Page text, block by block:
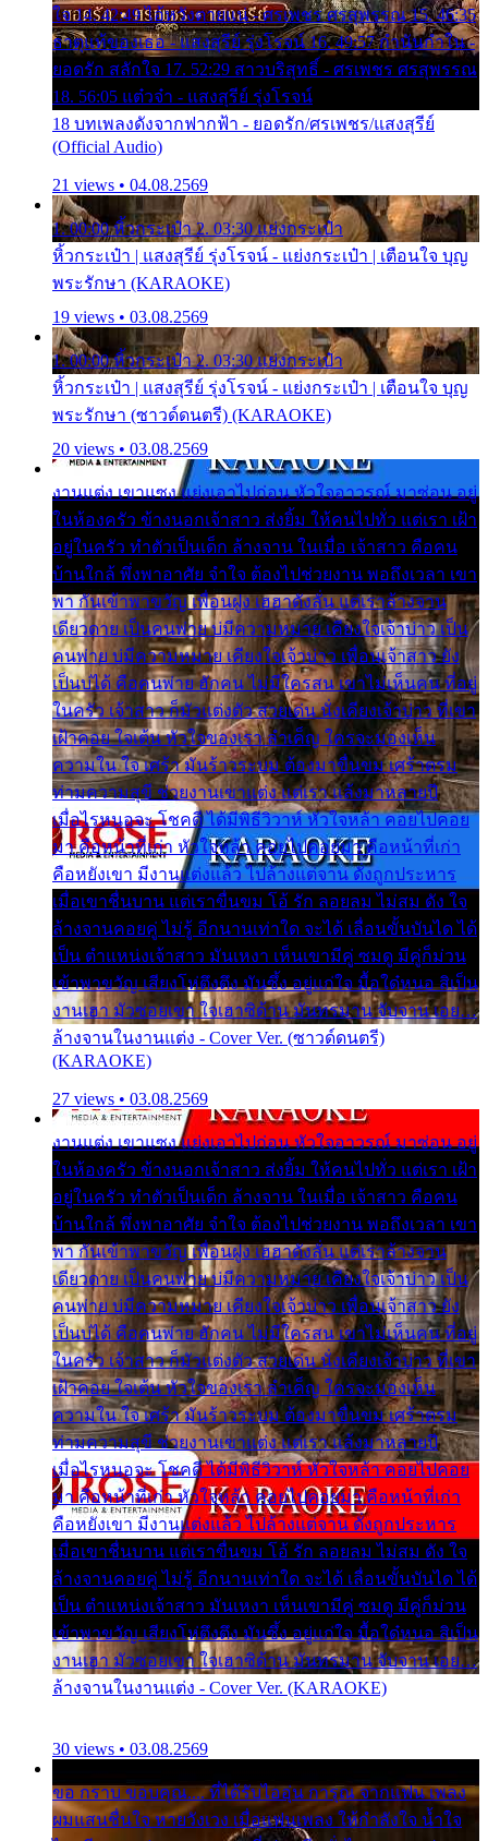
ใจ 14. 42:49 ไอ้หวังตายแน่ - ศรเพชร ศรสุพรรณ 15. 46:35
ธาตุแท้ของเธอ - แสงสุรีย์ รุ่งโรจน์ 16. 49:57 กำนันกำใน -
ยอดรัก สลักใจ 17. 52:29 สาวบริสุทธิ์ - ศรเพชร ศรสุพรรณ
18. 56:05 แต๋วจ๋า - แสงสุรีย์ รุ่งโรจน์
18 บทเพลงดังจากฟากฟ้า - ยอดรัก/ศรเพชร/แสงสุรีย์
(Official Audio)
21 views • 04.08.2569
1. 00:00 หิ้วกระเป๋า 2. 03:30 แย่งกระเป๋า
หิ้วกระเป๋า | แสงสุรีย์ รุ่งโรจน์ - แย่งกระเป๋า | เตือนใจ บุญ
พระรักษา (KARAOKE)
19 views • 03.08.2569
1. 00:00 หิ้วกระเป๋า 2. 03:30 แย่งกระเป๋า
หิ้วกระเป๋า | แสงสุรีย์ รุ่งโรจน์ - แย่งกระเป๋า | เตือนใจ บุญ
พระรักษา (ซาวด์ดนตรี) (KARAOKE)
20 views • 03.08.2569
งานแต่ง เขาแซง แย่งเอาไปก่อน หัวใจอาวรณ์ มาซ่อน อยู่
ในห้องครัว ข้างนอกเจ้าสาว ส่งยิ้ม ให้คนไปทั่ว แต่เรา เฝ้า
อยู่ในครัว ทำตัวเป็นเด็ก ล้างจาน ในเมื่อ เจ้าสาว คือคน
บ้านใกล้ พึ่งพาอาศัย จำใจ ต้องไปช่วยงาน พอถึงเวลา เขา
พา กันเข้าพาขวัญ เพื่อนฝูง เฮฮาดังลั่น แต่เราล้างจาน
เดียวดาย เป็นคนพ่าย บ่มีความหมาย เคียงใจเจ้าบ่าว เป็น
คนพ่าย บ่มีความหมาย เคียงใจเจ้าบ่าว เพื่อนเจ้าสาว ยัง
เป็นบ่ได้ คือคนพ่าย ฮักคน ไม่มีใครสน เขาไม่เห็นคน ที่อยู่
ในครัว เจ้าสาว ก็มัวแต่งตัว สวยเด่น นั่งเคียงเจ้าบ่าว ที่เขา
เฝ้าคอย ใจเต้น หัวใจของเรา ลำเค็ญ ใครจะมองเห็น
ความใน ใจ เศร้า มันร้าวระบม ต้องมาขื่นขม เศร้าตรม
ท่ามความสุขี ช่วยงานเขาแต่ง แต่เรา แล้งมาหลายปี
เมื่อไรหนอจะ โชคดี ได้มีพิธีวิวาห์ หัวใจหล้า คอยไปคอย
มา คือหน้าที่เก่า หัวใจหล้า คอยไปคอยมา คือหน้าที่เก่า
คือหยังเขา มีงานแต่งแล้ว ไปล้างแต่จาน ดั่งถูกประหาร
เมื่อเขาชื่นบาน แต่เราขื่นขม โอ้ รัก ลอยลม ไม่สม ดัง ใจ
ล้างจานคอยคู่ ไม่รู้ อีกนานเท่าใด จะได้ เลื่อนขั้นบันได ได้
เป็น ตำแหน่งเจ้าสาว มันเหงา เห็นเขามีคู่ ซมดู มีคู่ก็ม่วน
เข้าพาขวัญ เสียงโห่ตึงตึง มันซึ้ง อยู่แก่ใจ มื้อใด๋หนอ สิเป็น
งานเฮา มัวซอยเขา ใจเฮาซิด้าน มันทรมาน จับจาน เอย…
ล้างจานในงานแต่ง - Cover Ver. (ซาวด์ดนตรี)
(KARAOKE)
27 views • 03.08.2569
งานแต่ง เขาแซง แย่งเอาไปก่อน หัวใจอาวรณ์ มาซ่อน อยู่
ในห้องครัว ข้างนอกเจ้าสาว ส่งยิ้ม ให้คนไปทั่ว แต่เรา เฝ้า
อยู่ในครัว ทำตัวเป็นเด็ก ล้างจาน ในเมื่อ เจ้าสาว คือคน
บ้านใกล้ พึ่งพาอาศัย จำใจ ต้องไปช่วยงาน พอถึงเวลา เขา
พา กันเข้าพาขวัญ เพื่อนฝูง เฮฮาดังลั่น แต่เราล้างจาน
เดียวดาย เป็นคนพ่าย บ่มีความหมาย เคียงใจเจ้าบ่าว เป็น
คนพ่าย บ่มีความหมาย เคียงใจเจ้าบ่าว เพื่อนเจ้าสาว ยัง
เป็นบ่ได้ คือคนพ่าย ฮักคน ไม่มีใครสน เขาไม่เห็นคน ที่อยู่
ในครัว เจ้าสาว ก็มัวแต่งตัว สวยเด่น นั่งเคียงเจ้าบ่าว ที่เขา
เฝ้าคอย ใจเต้น หัวใจของเรา ลำเค็ญ ใครจะมองเห็น
ความใน ใจ เศร้า มันร้าวระบม ต้องมาขื่นขม เศร้าตรม
ท่ามความสุขี ช่วยงานเขาแต่ง แต่เรา แล้งมาหลายปี
เมื่อไรหนอจะ โชคดี ได้มีพิธีวิวาห์ หัวใจหล้า คอยไปคอย
มา คือหน้าที่เก่า หัวใจหล้า คอยไปคอยมา คือหน้าที่เก่า
คือหยังเขา มีงานแต่งแล้ว ไปล้างแต่จาน ดั่งถูกประหาร
เมื่อเขาชื่นบาน แต่เราขื่นขม โอ้ รัก ลอยลม ไม่สม ดัง ใจ
ล้างจานคอยคู่ ไม่รู้ อีกนานเท่าใด จะได้ เลื่อนขั้นบันได ได้
เป็น ตำแหน่งเจ้าสาว มันเหงา เห็นเขามีคู่ ซมดู มีคู่ก็ม่วน
เข้าพาขวัญ เสียงโห่ตึงตึง มันซึ้ง อยู่แก่ใจ มื้อใด๋หนอ สิเป็น
งานเฮา มัวซอยเขา ใจเฮาซิด้าน มันทรมาน จับจาน เอย…
ล้างจานในงานแต่ง - Cover Ver. (KARAOKE)
30 views • 03.08.2569
ขอ กราบ ขอบคุณ.... ที่ได้รับไออุ่น การุณ จากแฟน เพลง
ผมแสนชื่นใจ หายวังเวง เมื่อแฟนเพลง ให้กำลังใจ น้ำใจ